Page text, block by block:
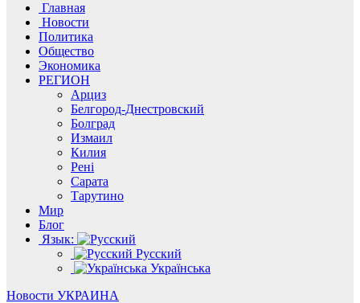
Главная
Новости
Политика
Общество
Экономика
РЕГИОН
Арциз
Белгород-Днестровский
Болград
Измаил
Килия
Рені
Сарата
Тарутино
Мир
Блог
Язык:
Русский
Українська
Новости УКРАИНА